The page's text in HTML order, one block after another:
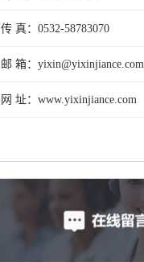
传 真：0532-58783070
邮 箱：yixin@yixinjiance.com
网 址：www.yixinjiance.com